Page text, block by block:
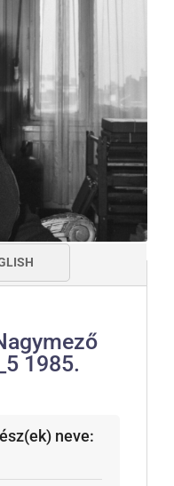
1985.
neve: